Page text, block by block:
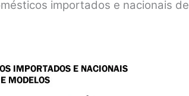
importados e nacionais de